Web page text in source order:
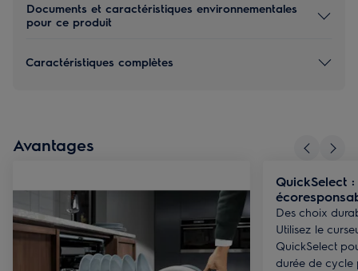
Documents et caractéristiques environnementales
pour ce produit
Caractéristiques complètes
Avantages
QuickSelect
Des choix
Utilisez le
QuickSelect
durée de cycle